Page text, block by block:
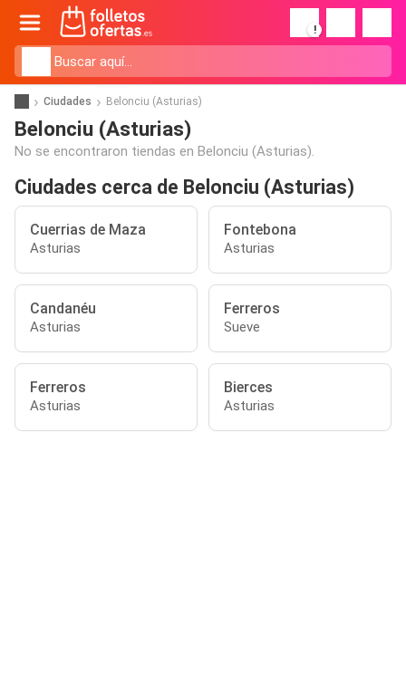
!
Ciudades Belonciu (Asturias)
Belonciu (Asturias)
No se encontraron tiendas en Belonciu (Asturias).
Ciudades cerca de Belonciu (Asturias)
Cuerrias de Maza
Asturias
Fontebona
Asturias
Candanéu
Asturias
Ferreros
Sueve
Ferreros
Asturias
Bierces
Asturias